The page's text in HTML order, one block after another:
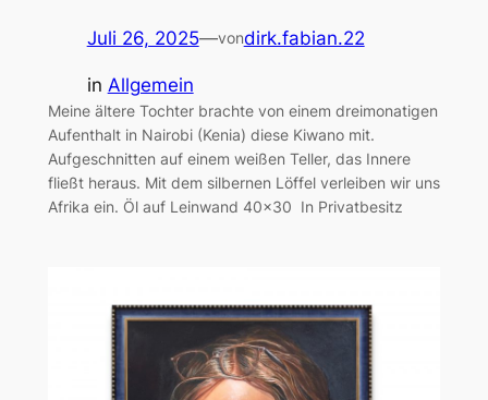
Juli 26, 2025—vondirk.fabian.22
in Allgemein
Meine ältere Tochter brachte von einem dreimonatigen
Aufenthalt in Nairobi (Kenia) diese Kiwano mit.
Aufgeschnitten auf einem weißen Teller, das Innere
fließt heraus. Mit dem silbernen Löffel verleiben wir uns
Afrika ein. Öl auf Leinwand 40×30 In Privatbesitz